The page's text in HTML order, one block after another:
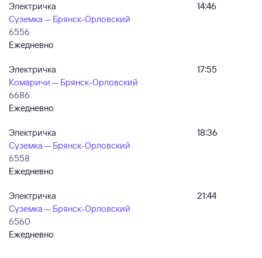
Электричка
Суземка — Брянск-Орловский
6556
Ежедневно
14:46
Электричка
Комаричи — Брянск-Орловский
6686
Ежедневно
17:55
Электричка
Суземка — Брянск-Орловский
6558
Ежедневно
18:36
Электричка
Суземка — Брянск-Орловский
6560
Ежедневно
21:44